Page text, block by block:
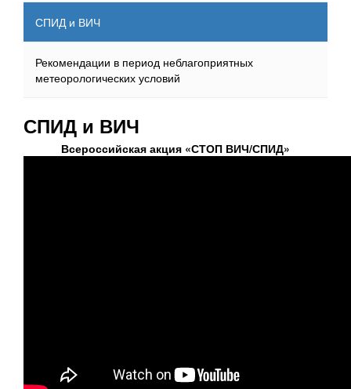
СПИД и ВИЧ
Рекомендации в период неблагоприятных
метеорологических условий
СПИД и ВИЧ
Всероссийская акция «СТОП ВИЧ/СПИД»